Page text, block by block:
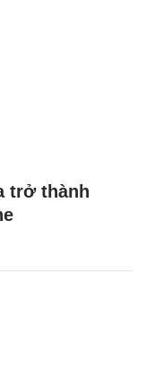
trở thành